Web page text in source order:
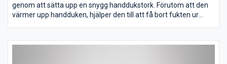
genom att sätta upp en snygg handdukstork. Förutom att den
värmer upp handduken, hjälper den till att få bort fukten ur